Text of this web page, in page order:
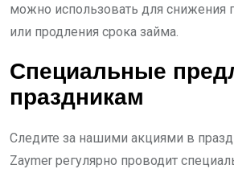
можно использовать для снижения
или продления срока займа.
Специальные
праздникам
Следите за нашими акциями в
Zaymer регулярно проводит